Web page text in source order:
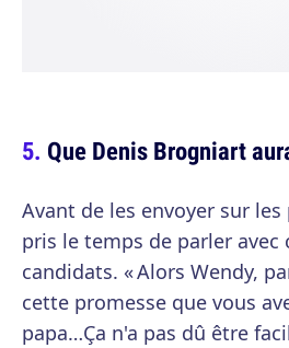
Que Denis Brogniart
Avant de les envoyer sur
pris le temps de parler avec
candidats. « Alors Wendy,
cette promesse que vous
papa…Ça n'a pas dû être